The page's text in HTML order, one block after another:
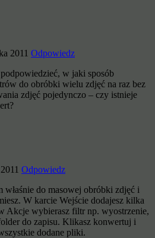
2011 Odpowiedz
w jaki sposób
do obróbki wielu zdjęć na raz bez
zdjęć pojedynczo – czy istnieje
Odpowiedz
właśnie do masowej obróbki zdjęć i
W karcie Wejście dodajesz kilka
Akcje wybierasz filtr np. wyostrzenie,
do zapisu. Klikasz konwertuj i
dodane pliki.